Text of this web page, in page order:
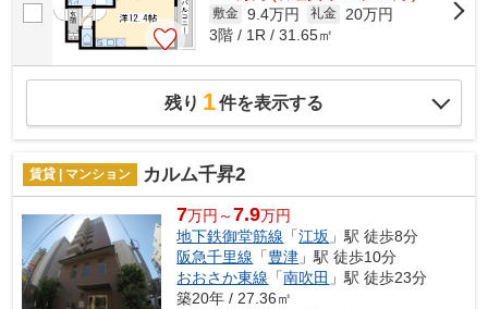
敷金 9.4万円 礼金
20万円
3階 / 1R / 31.65㎡
残り 1件を表示する
賃貸 | マンション カルム千昇2
7万円～7.9万円
地下鉄御堂筋線 「江坂 」駅 徒歩8分
阪急千里線 「豊津 」駅 徒歩10分
おおさか東線 「南吹田 」駅 徒歩23分
築20年 / 27.36㎡